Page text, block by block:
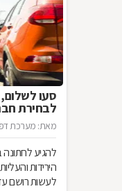
סעו
לבחירת
מאת: מערכת
להגיע
הירידות
לעשות רושם